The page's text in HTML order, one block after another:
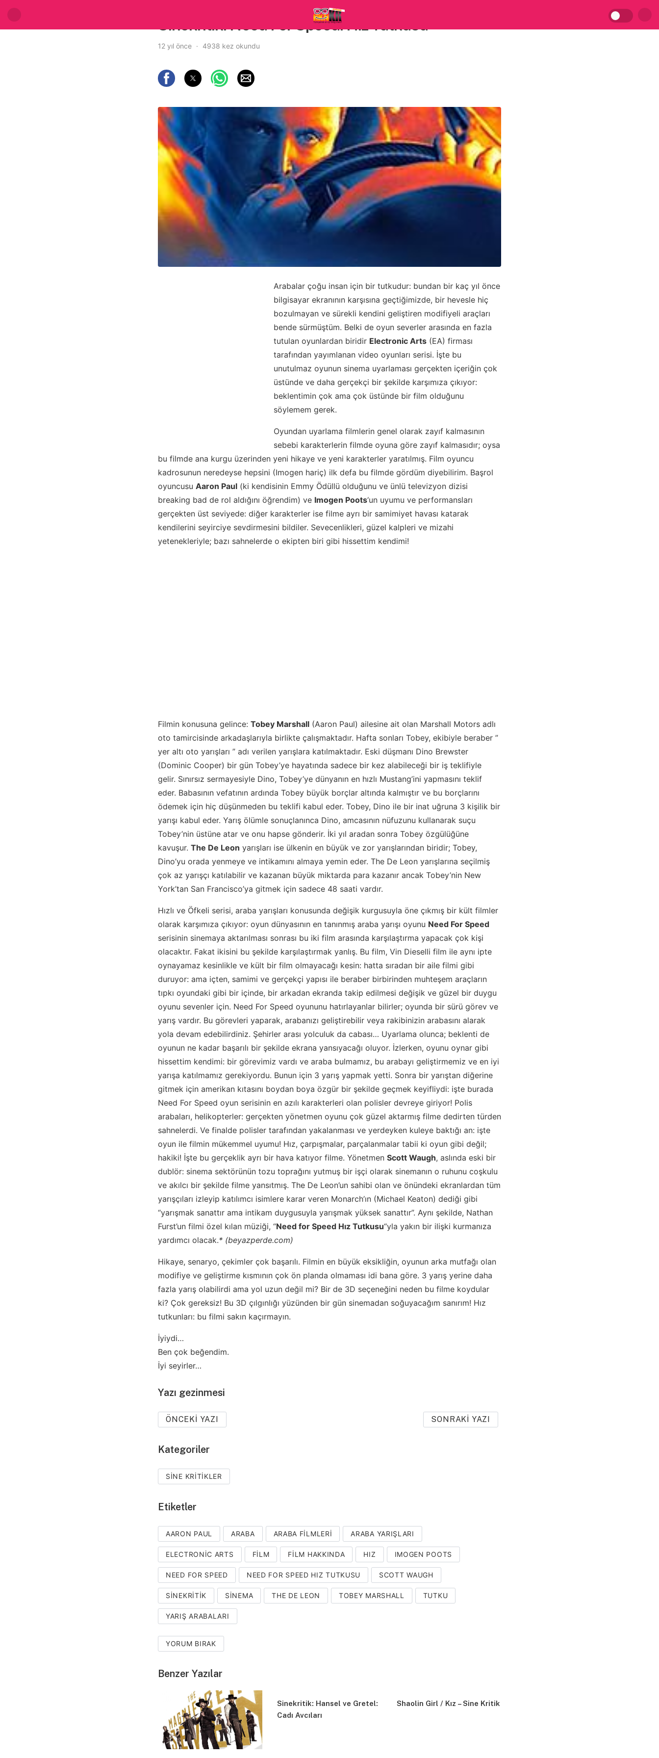
Sinekritik: Need For Speed: Hız Tutkusu
12 yıl önce 4938 kez okundu
Arabalar çoğu insan için bir tutkudur: bundan bir kaç yıl önce
bilgisayar ekranının karşısına geçtiğimizde, bir hevesle hiç
bozulmayan ve sürekli kendini geliştiren modifiyeli araçları
bende sürmüştüm. Belki de oyun severler arasında en fazla
tutulan oyunlardan biridir Electronic Arts (EA) firması
tarafından yayımlanan video oyunları serisi. İşte bu
unutulmaz oyunun sinema uyarlaması gerçekten içeriğin çok
üstünde ve daha gerçekçi bir şekilde karşımıza çıkıyor:
beklentimin çok ama çok üstünde bir film olduğunu
söylemem gerek.
Oyundan uyarlama filmlerin genel olarak zayıf kalmasının
sebebi karakterlerin filmde oyuna göre zayıf kalmasıdır; oysa
bu filmde ana kurgu üzerinden yeni hikaye ve yeni karakterler yaratılmış. Film oyuncu
kadrosunun neredeyse hepsini (Imogen hariç) ilk defa bu filmde gördüm diyebilirim. Başrol
oyuncusu Aaron Paul (ki kendisinin Emmy Ödüllü olduğunu ve ünlü televizyon dizisi
breaking bad de rol aldığını öğrendim) ve Imogen Poots‘un uyumu ve performansları
gerçekten üst seviyede: diğer karakterler ise filme ayrı bir samimiyet havası katarak
kendilerini seyirciye sevdirmesini bildiler. Sevecenlikleri, güzel kalpleri ve mizahi
yetenekleriyle; bazı sahnelerde o ekipten biri gibi hissettim kendimi!
Filmin konusuna gelince: Tobey Marshall (Aaron Paul) ailesine ait olan Marshall Motors adlı
oto tamircisinde arkadaşlarıyla birlikte çalışmaktadır. Hafta sonları Tobey, ekibiyle beraber ”
yer altı oto yarışları ” adı verilen yarışlara katılmaktadır. Eski düşmanı Dino Brewster
(Dominic Cooper) bir gün Tobey’ye hayatında sadece bir kez alabileceği bir iş teklifiyle
gelir. Sınırsız sermayesiyle Dino, Tobey’ye dünyanın en hızlı Mustang’ini yapmasını teklif
eder. Babasının vefatının ardında Tobey büyük borçlar altında kalmıştır ve bu borçlarını
ödemek için hiç düşünmeden bu teklifi kabul eder. Tobey, Dino ile bir inat uğruna 3 kişilik bir
yarışı kabul eder. Yarış ölümle sonuçlanınca Dino, amcasının nüfuzunu kullanarak suçu
Tobey’nin üstüne atar ve onu hapse gönderir. İki yıl aradan sonra Tobey özgülüğüne
kavuşur. The De Leon yarışları ise ülkenin en büyük ve zor yarışlarından biridir; Tobey,
Dino’yu orada yenmeye ve intikamını almaya yemin eder. The De Leon yarışlarına seçilmiş
çok az yarışçı katılabilir ve kazanan büyük miktarda para kazanır ancak Tobey’nin New
York’tan San Francisco’ya gitmek için sadece 48 saati vardır.
Hızlı ve Öfkeli serisi, araba yarışları konusunda değişik kurgusuyla öne çıkmış bir kült filmler
olarak karşımıza çıkıyor: oyun dünyasının en tanınmış araba yarışı oyunu Need For Speed
serisinin sinemaya aktarılması sonrası bu iki film arasında karşılaştırma yapacak çok kişi
olacaktır. Fakat ikisini bu şekilde karşılaştırmak yanlış. Bu film, Vin Dieselli film ile aynı ipte
oynayamaz kesinlikle ve kült bir film olmayacağı kesin: hatta sıradan bir aile filmi gibi
duruyor: ama içten, samimi ve gerçekçi yapısı ile beraber birbirinden muhteşem araçların
tıpkı oyundaki gibi bir içinde, bir arkadan ekranda takip edilmesi değişik ve güzel bir duygu
oyunu sevenler için. Need For Speed oyununu hatırlayanlar bilirler; oyunda bir sürü görev ve
yarış vardır. Bu görevleri yaparak, arabanızı geliştirebilir veya rakibinizin arabasını alarak
yola devam edebilirdiniz. Şehirler arası yolculuk da cabası… Uyarlama olunca; beklenti de
oyunun ne kadar başarılı bir şekilde ekrana yansıyacağı oluyor. İzlerken, oyunu oynar gibi
hissettim kendimi: bir görevimiz vardı ve araba bulmamız, bu arabayı geliştirmemiz ve en iyi
yarışa katılmamız gerekiyordu. Bunun için 3 yarış yapmak yetti. Sonra bir yarıştan diğerine
gitmek için amerikan kıtasını boydan boya özgür bir şekilde geçmek keyifliydi: işte burada
Need For Speed oyun serisinin en azılı karakterleri olan polisler devreye giriyor! Polis
arabaları, helikopterler: gerçekten yönetmen oyunu çok güzel aktarmış filme dedirten türden
sahnelerdi. Ve finalde polisler tarafından yakalanması ve yerdeyken kuleye baktığı an: işte
oyun ile filmin mükemmel uyumu! Hız, çarpışmalar, parçalanmalar tabii ki oyun gibi değil;
hakiki! İşte bu gerçeklik ayrı bir hava katıyor filme. Yönetmen Scott Waugh, aslında eski bir
dublör: sinema sektörünün tozu toprağını yutmuş bir işçi olarak sinemanın o ruhunu coşkulu
ve akılcı bir şekilde filme yansıtmış. The De Leon’un sahibi olan ve önündeki ekranlardan tüm
yarışçıları izleyip katılımcı isimlere karar veren Monarch’ın (Michael Keaton) dediği gibi
“yarışmak sanattır ama intikam duygusuyla yarışmak yüksek sanattır”. Aynı şekilde, Nathan
Furst’un filmi özel kılan müziği, “Need for Speed Hız Tutkusu“yla yakın bir ilişki kurmanıza
yardımcı olacak.* (beyazperde.com)
Hikaye, senaryo, çekimler çok başarılı. Filmin en büyük eksikliğin, oyunun arka mutfağı olan
modifiye ve geliştirme kısmının çok ön planda olmaması idi bana göre. 3 yarış yerine daha
fazla yarış olabilirdi ama yol uzun değil mi? Bir de 3D seçeneğini neden bu filme koydular
ki? Çok gereksiz! Bu 3D çılgınlığı yüzünden bir gün sinemadan soğuyacağım sanırım! Hız
tutkunları: bu filmi sakın kaçırmayın.
İyiydi…
Ben çok beğendim.
İyi seyirler…
Yazı gezinmesi
ÖNCEKI YAZI SONRAKI YAZI
Kategoriler
SINE KRITIKLER
Etiketler
AARON PAUL ARABA ARABA FILMLERI ARABA YARIŞLARI
ELECTRONIC ARTS FILM FILM HAKKINDA HIZ IMOGEN POOTS
NEED FOR SPEED NEED FOR SPEED HIZ TUTKUSU SCOTT WAUGH
SINEKRITIK SINEMA THE DE LEON TOBEY MARSHALL TUTKU
YARIŞ ARABALARI
YORUM BIRAK
Benzer Yazılar
Sinekritik: Hansel ve Gretel:
Cadı Avcıları
Shaolin Girl / Kız – Sine Kritik